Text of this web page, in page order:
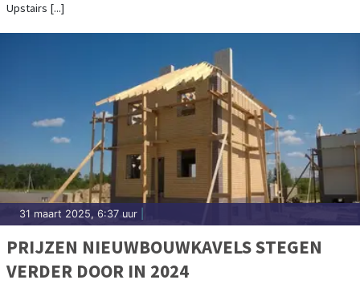
Upstairs [...]
31 maart 2025, 6:37 uur
PRIJZEN NIEUWBOUWKAVELS STEGEN
VERDER DOOR IN 2024